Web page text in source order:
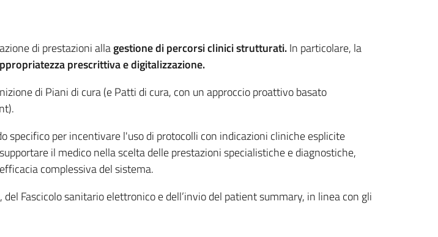
di prestazioni allagestione di percorsi clinici strutturati.In particolare, la
prescrittiva e digitalizzazione.
di Piani di cura (e Patti di cura, con un approccio proattivo basato
specifico per incentivare l'uso di protocolli con indicazioni cliniche esplicite
il medico nella scelta delle prestazioni specialistiche e diagnostiche,
complessiva del sistema.
Fascicolo sanitario elettronico e dell’invio del patient summary, in linea con gli